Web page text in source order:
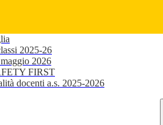
2025-26
2026
FIRST
docenti a.s. 2025-2026